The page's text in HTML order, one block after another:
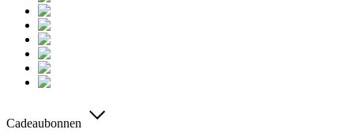
Cadeaubonnen